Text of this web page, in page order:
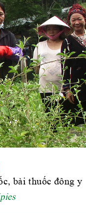
bài thuốc đông y